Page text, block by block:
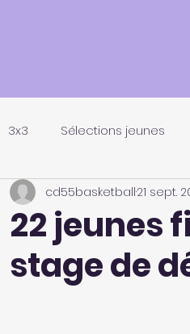
3x3 Sélections jeunes
22 jeunes
stage de
cd55basketball21 sept.